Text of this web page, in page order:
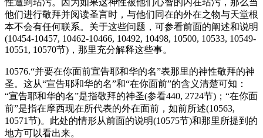
他们进行敬拜并阅读圣言时，与他们同在的外在之物与天堂根
本不会有任何联系。关于这些问题，可参看前面的阐述和说明
(10454-10457, 10462-10466, 10492, 10498, 10500, 10533, 10549-
10551, 10570节)，那里充分解释这些事。
10576.“并要在你面前宣告耶和华的名”表那里的神性敬拜的神
圣。这从“宣告耶和华的名”和“在你面前”的含义清楚可知：
“宣告耶和华的名”是指敬拜的神圣(参看440, 2724节)；“在你面
前”是指在摩西现在所代表的外在面前，如前所述(10563,
10571节)。此处的情形从前面的说明(10575节)和那里所提到的
地方可以看出来。